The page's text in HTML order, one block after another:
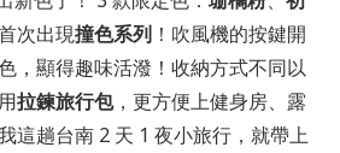
次出現撞色系列 ！吹風機的按鍵開
，顯得趣味活潑！收納方式不同以
拉鍊旅行包，更方便上健身房、露
這趟台南 2 天 1 夜小旅行，就帶上